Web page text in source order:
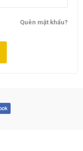
Quên mật khẩu?